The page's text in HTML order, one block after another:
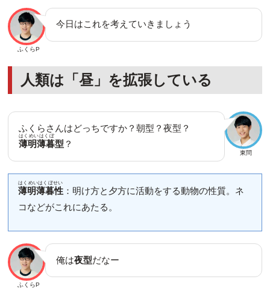
ふくらP
今日はこれを考えていきましょう
人類は「昼」を拡張している
東問
ふくらさんはどっちですか？朝型？夜型？
薄明薄暮
はくめいはくぼ
型 ？
薄明薄暮性
はくめいはくぼせい
：明け方と夕方に活動をする動物の性質。ネ
コなどがこれにあたる。
ふくらP
俺は夜型だなー